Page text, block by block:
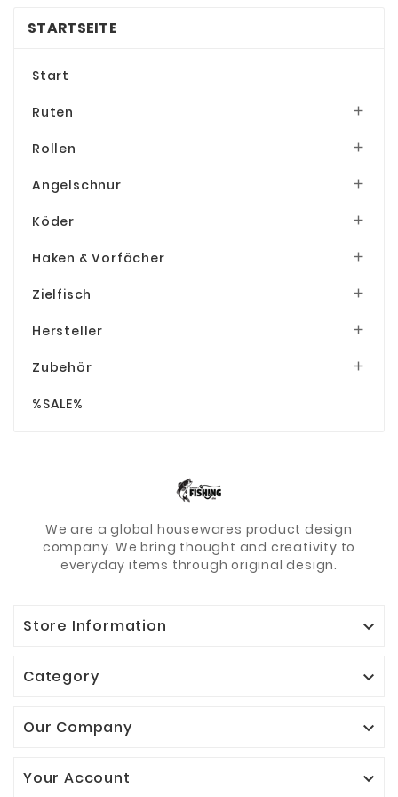
STARTSEITE
Start
Ruten 
Rollen 
Angelschnur 
Köder 
Haken & Vorfächer 
Zielfisch 
Hersteller 
Zubehör 
%SALE%
We are a global housewares product design
company. We bring thought and creativity to
everyday items through original design.
Store Information 
Category 
Our Company 
Your Account 